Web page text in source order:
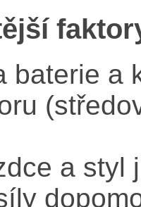
baterie a
a styl